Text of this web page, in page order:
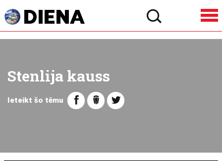
Stenlija kauss
Ieteikt šo tēmu